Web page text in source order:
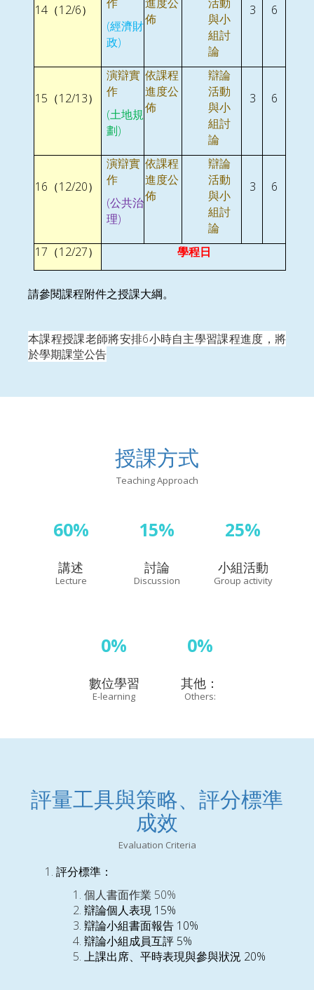
14 （12/6）
作
(經濟財
政)
進度公
佈
活動
與小
組討
論
3 6
15 （12/13）
演辯實
作
(土地規
劃 )
依課程
進度公
佈
辯論
活動
與小
組討
論
3 6
16 （12/20）
演辯實
作
(公共治
理)
依課程
進度公
佈
辯論
活動
與小
組討
論
3 6
17 （12/27） 學程日
請參閱課程附件之授課大綱。
本課程授課老師將安排6小時自主學習課程進度，將
於學期課堂公告
授課方式
Teaching Approach
60%
講述
Lecture
15%
討論
Discussion
25%
小組活動
Group activity
0%
數位學習
E-learning
0%
其他：
Others:
評量工具與策略、評分標準
成效
Evaluation Criteria
評分標準：
個人書面作業 50%
辯論個人表現 15%
辯論小組書面報告 10%
辯論小組成員互評 5%
上課出席、平時表現與參與狀況 20%